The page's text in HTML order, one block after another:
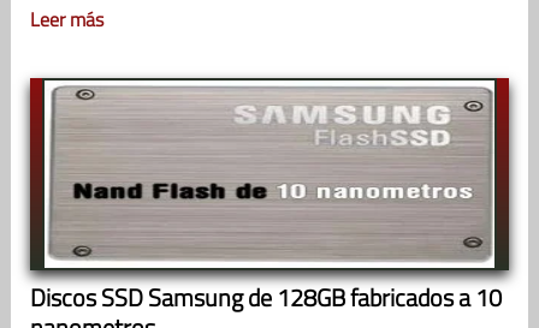
Leer más
Discos SSD Samsung de 128GB fabricados a 10